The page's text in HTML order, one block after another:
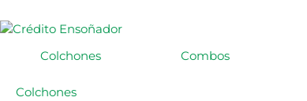
Colchones Combos
Colchones